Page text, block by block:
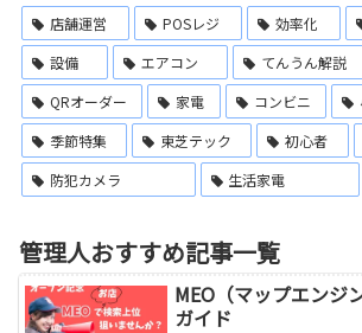
店舗運営 POSレジ 効率化
設備
エアコン てんうん解説
QRオーダー
家電 コンビニ
季節特集
東芝テック 初心者
防犯カメラ
生活家電
管理人おすすめ記事一覧
MEO（マップエンジ
ガイド